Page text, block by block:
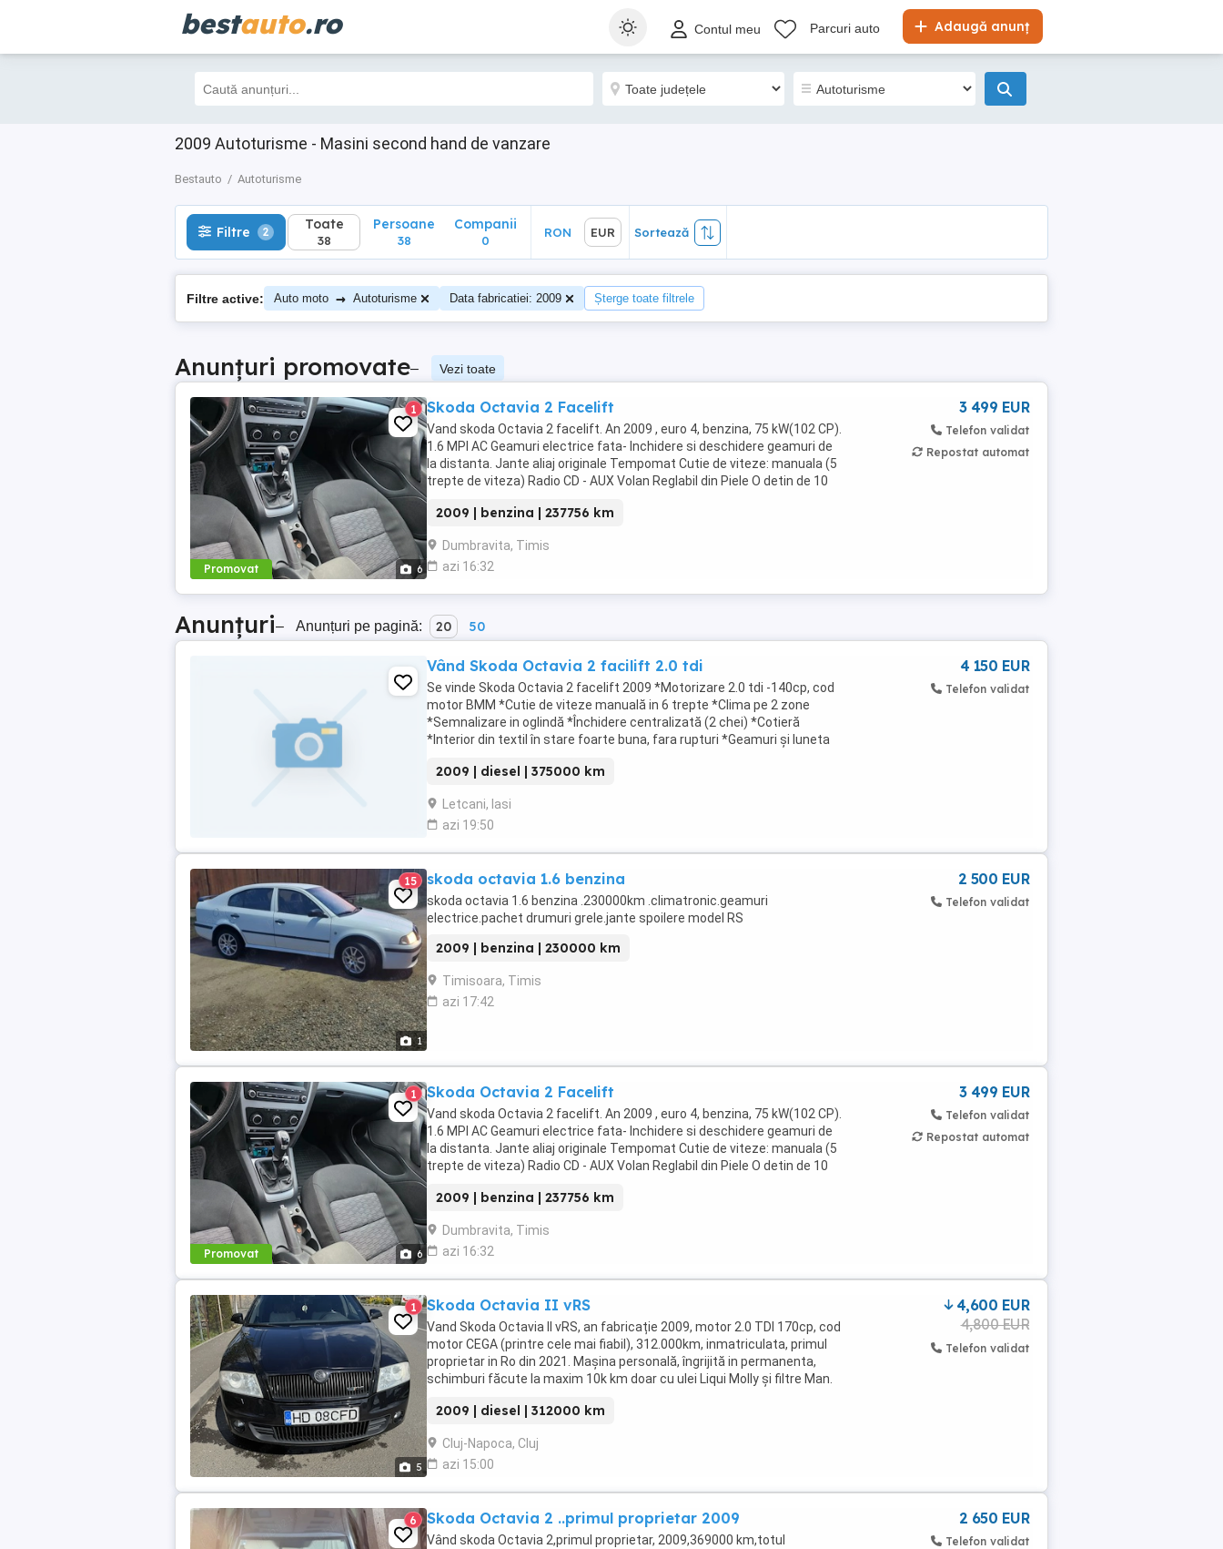
bestauto.ro Adaugă anunț
Contul meu Parcuri auto
2009 Autoturisme - Masini second hand de vanzare
Bestauto Autoturisme
Filtre 2 Toate
38
Sortează
Filtre 2 Toate
38
Persoane
38
Companii
0
RON EUR Sortează
Filtre active: Auto moto → Autoturisme Data fabricatiei: 2009 Șterge toate filtrele
Anunțuri promovate– Vezi toate
Promovat 6
1 Skoda Octavia 2 Facelift
Vand skoda Octavia 2 facelift. An 2009 , euro 4, benzina, 75 kW(102 CP).
1.6 MPI AC Geamuri electrice fata- Inchidere si deschidere geamuri de
la distanta. Jante aliaj originale Tempomat Cutie de viteze: manuala (5
trepte de viteza) Radio CD - AUX Volan Reglabil din Piele O detin de 10
2009 | benzina | 237756 km
Dumbravita, Timis
azi 16:32
3 499 EUR
Telefon validat
Repostat automat
Anunțuri– Anunțuri pe pagină: 20 50
Vând Skoda Octavia 2 facilift 2.0 tdi
Se vinde Skoda Octavia 2 facelift 2009 *Motorizare 2.0 tdi -140cp, cod
motor BMM *Cutie de viteze manuală in 6 trepte *Clima pe 2 zone
*Semnalizare in oglindă *Închidere centralizată (2 chei) *Cotieră
*Interior din textil în stare foarte buna, fara rupturi *Geamuri și luneta
2009 | diesel | 375000 km
Letcani, Iasi
azi 19:50
4 150 EUR
Telefon validat
1
15 skoda octavia 1.6 benzina
skoda octavia 1.6 benzina .230000km .climatronic.geamuri
electrice.pachet drumuri grele.jante spoilere model RS
2009 | benzina | 230000 km
Timisoara, Timis
azi 17:42
2 500 EUR
Telefon validat
Promovat 6
1 Skoda Octavia 2 Facelift
Vand skoda Octavia 2 facelift. An 2009 , euro 4, benzina, 75 kW(102 CP).
1.6 MPI AC Geamuri electrice fata- Inchidere si deschidere geamuri de
la distanta. Jante aliaj originale Tempomat Cutie de viteze: manuala (5
trepte de viteza) Radio CD - AUX Volan Reglabil din Piele O detin de 10
2009 | benzina | 237756 km
Dumbravita, Timis
azi 16:32
3 499 EUR
Telefon validat
Repostat automat
5
1 Skoda Octavia II vRS
Vand Skoda Octavia II vRS, an fabricație 2009, motor 2.0 TDI 170cp, cod
motor CEGA (printre cele mai fiabil), 312.000km, inmatriculata, primul
proprietar in Ro din 2021. Mașina personală, îngrijită in permanenta,
schimburi făcute la maxim 10k km doar cu ulei Liqui Molly și filtre Man.
2009 | diesel | 312000 km
Cluj-Napoca, Cluj
azi 15:00
4,600 EUR
4,800 EUR
Telefon validat
6 Skoda Octavia 2 ..primul proprietar 2009
Vând skoda Octavia 2,primul proprietar, 2009,369000 km,totul
2 650 EUR
Telefon validat